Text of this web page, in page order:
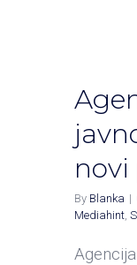
novi
By Blanka |
Mediahint